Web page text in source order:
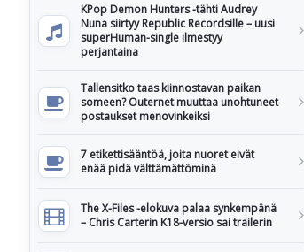
KPop Demon Hunters -tähti Audrey
Nuna siirtyy Republic Recordsille – uusi
superHuman-single ilmestyy
perjantaina
Tallensitko taas kiinnostavan paikan
someen? Outernet muuttaa unohtuneet
postaukset menovinkeiksi
7 etikettisääntöä, joita nuoret eivät
enää pidä välttämättöminä
The X-Files -elokuva palaa synkempänä
– Chris Carterin K18-versio sai trailerin